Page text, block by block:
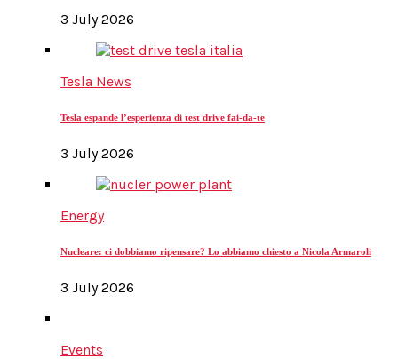
3 July 2026
Tesla News
Tesla espande l’esperienza di test drive fai-da-te
3 July 2026
Energy
Nucleare: ci dobbiamo ripensare? Lo abbiamo chiesto a Nicola Armaroli
3 July 2026
Events